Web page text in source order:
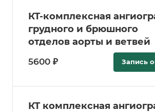
КТ-комплексная
грудного и брюшного
отделов аорты и ветвей
5600 ₽ Запись
КТ комплексная